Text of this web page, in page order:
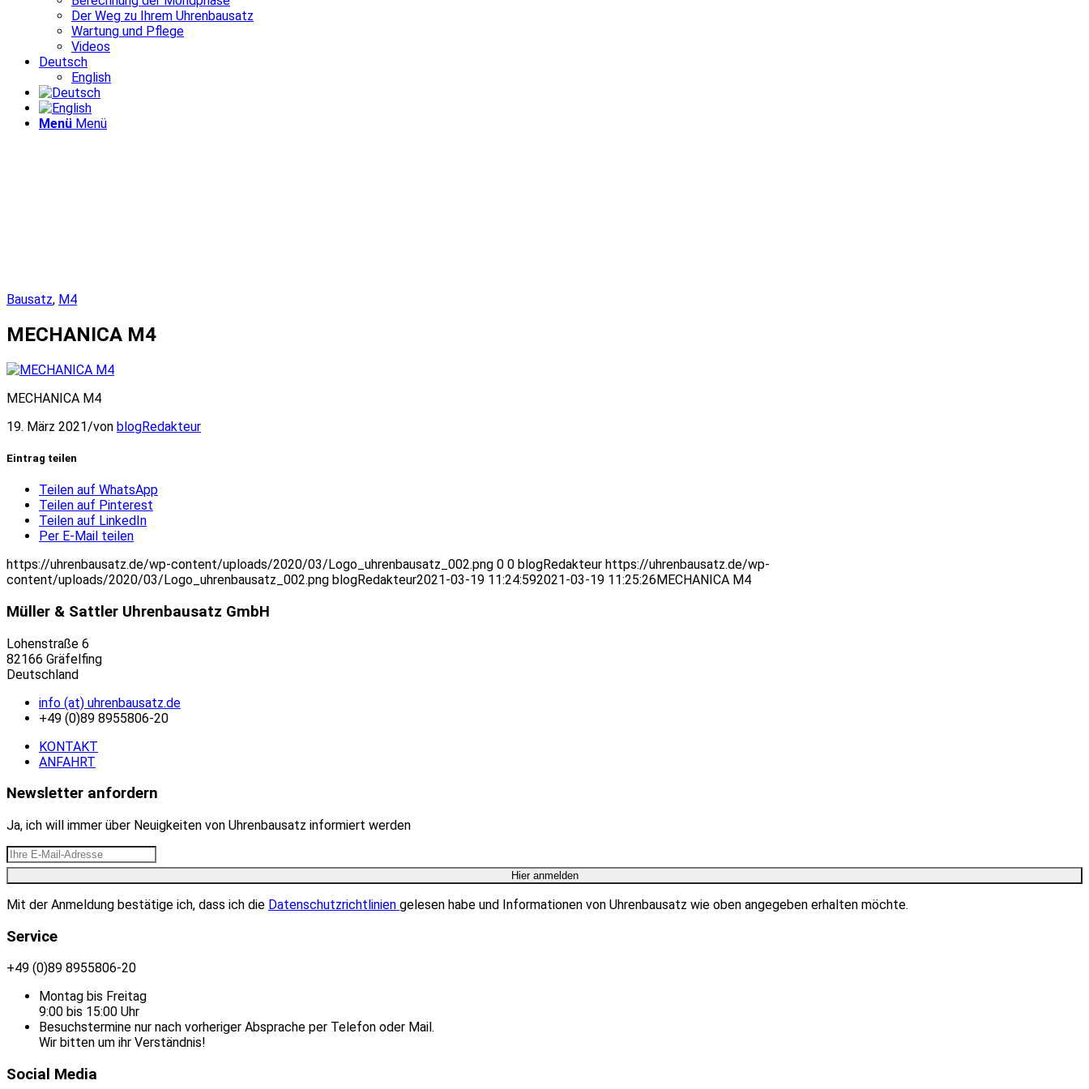
Der Weg zu Ihrem Uhrenbausatz
Wartung und Pflege
Videos
Deutsch
English
Menü Menü
Bausatz, M4
MECHANICA M4
MECHANICA M4
19. März 2021/von blogRedakteur
Eintrag teilen
Teilen auf WhatsApp
Teilen auf Pinterest
Teilen auf LinkedIn
Per E-Mail teilen
https://uhrenbausatz.de/wp-content/uploads/2020/03/Logo_uhrenbausatz_002.png 0 0 blogRedakteur https://uhrenbausatz.de/wp-
content/uploads/2020/03/Logo_uhrenbausatz_002.png blogRedakteur2021-03-19 11:24:592021-03-19 11:25:26 MECHANICA M4
Müller & Sattler Uhrenbausatz GmbH
Lohenstraße 6
82166 Gräfelfing
Deutschland
info (at) uhrenbausatz.de
+49 (0)89 8955806-20
KONTAKT
ANFAHRT
Newsletter anfordern
Ja, ich will immer über Neuigkeiten von Uhrenbausatz informiert werden
Mit der Anmeldung bestätige ich, dass ich die Datenschutzrichtlinien gelesen habe und Informationen von Uhrenbausatz wie oben angegeben erhalten möchte.
Service
+49 (0)89 8955806-20
Montag bis Freitag
9:00 bis 15:00 Uhr
Besuchstermine nur nach vorheriger Absprache per Telefon oder Mail.
Wir bitten um ihr Verständnis!
Social Media